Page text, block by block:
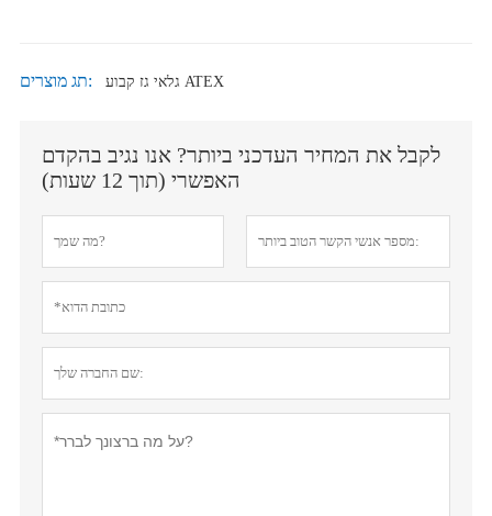
תג מוצרים: גלאי גז קבוע ATEX
לקבל את המחיר העדכני ביותר? אנו נגיב בהקדם
האפשרי (תוך 12 שעות)